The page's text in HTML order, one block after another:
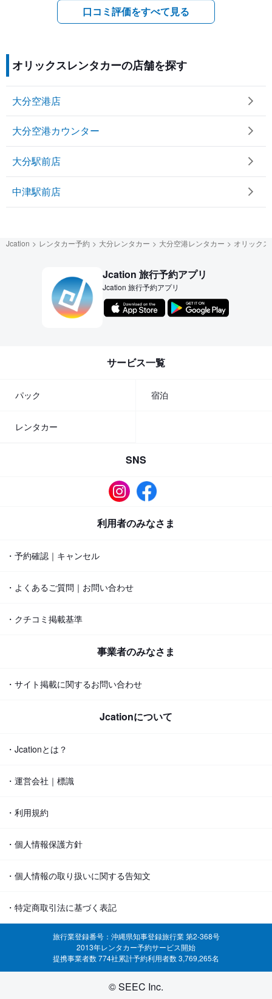
口コミ評価をすべて見る
オリックスレンタカーの店舗を探す
大分空港店
大分空港カウンター
大分駅前店
中津駅前店
Jcation レンタカー予約 大分レンタカー 大分空港レンタカー オリック
Jcation 旅行予約アプリ
Jcation 旅行予約アプリ
サービス一覧
パック 宿泊
レンタカー
SNS
利用者のみなさま
・予約確認｜キャンセル
・よくあるご質問｜お問い合わせ
・クチコミ掲載基準
事業者のみなさま
・サイト掲載に関するお問い合わせ
Jcationについて
・Jcationとは？
・運営会社｜標識
・利用規約
・個人情報保護方針
・個人情報の取り扱いに関する告知文
・特定商取引法に基づく表記
旅行業登録番号：沖縄県知事登録旅行業 第2-368号
2013年レンタカー予約サービス開始
提携事業者数 774社累計予約利用者数 3,769,265名
© SEEC Inc.